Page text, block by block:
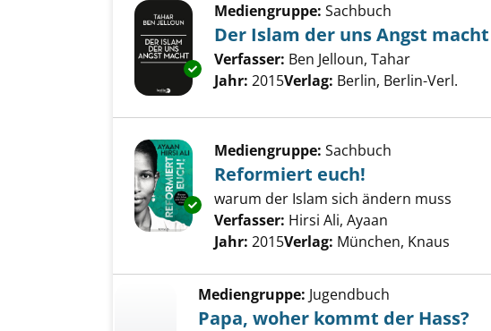
Exemplar-Details von Der Islam der uns
Mediengruppe: Sachbuch
Der Islam der uns Angst macht
Verfasser: Ben Jelloun, Tahar
Jahr: 2015Verlag: Berlin, Berlin-Verl.
Exemplar-Details von Reformiert euch!
Mediengruppe: Sachbuch
Reformiert euch!
warum der Islam sich ändern muss
Verfasser: Hirsi Ali, Ayaan
Jahr: 2015Verlag: München, Knaus
Mediengruppe: Jugendbuch
Papa, woher kommt der Hass?